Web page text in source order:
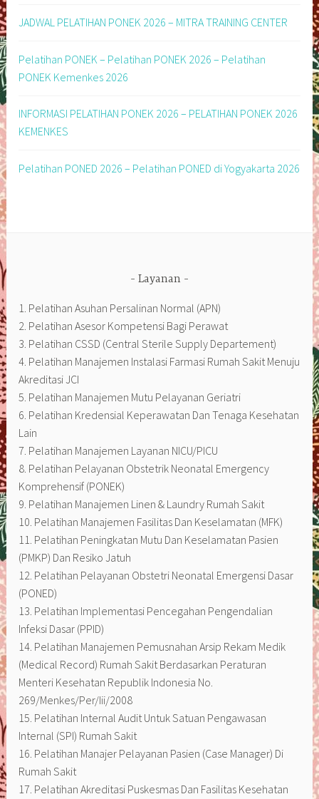
JADWAL PELATIHAN PONEK 2026 – MITRA TRAINING CENTER
Pelatihan PONEK – Pelatihan PONEK 2026 – Pelatihan
PONEK Kemenkes 2026
INFORMASI PELATIHAN PONEK 2026 – PELATIHAN PONEK 2026
KEMENKES
Pelatihan PONED 2026 – Pelatihan PONED di Yogyakarta 2026
Layanan
1. Pelatihan Asuhan Persalinan Normal (APN)
2. Pelatihan Asesor Kompetensi Bagi Perawat
3. Pelatihan CSSD (Central Sterile Supply Departement)
4. Pelatihan Manajemen Instalasi Farmasi Rumah Sakit Menuju
Akreditasi JCI
5. Pelatihan Manajemen Mutu Pelayanan Geriatri
6. Pelatihan Kredensial Keperawatan Dan Tenaga Kesehatan
Lain
7. Pelatihan Manajemen Layanan NICU/PICU
8. Pelatihan Pelayanan Obstetrik Neonatal Emergency
Komprehensif (PONEK)
9. Pelatihan Manajemen Linen & Laundry Rumah Sakit
10. Pelatihan Manajemen Fasilitas Dan Keselamatan (MFK)
11. Pelatihan Peningkatan Mutu Dan Keselamatan Pasien
(PMKP) Dan Resiko Jatuh
12. Pelatihan Pelayanan Obstetri Neonatal Emergensi Dasar
(PONED)
13. Pelatihan Implementasi Pencegahan Pengendalian
Infeksi Dasar (PPID)
14. Pelatihan Manajemen Pemusnahan Arsip Rekam Medik
(Medical Record) Rumah Sakit Berdasarkan Peraturan
Menteri Kesehatan Republik Indonesia No.
269/Menkes/Per/Iii/2008
15. Pelatihan Internal Audit Untuk Satuan Pengawasan
Internal (SPI) Rumah Sakit
16. Pelatihan Manajer Pelayanan Pasien (Case Manager) Di
Rumah Sakit
17. Pelatihan Akreditasi Puskesmas Dan Fasilitas Kesehatan